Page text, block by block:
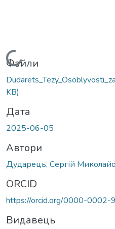
Вантажиться...
Файли
KB)
Дата
2025-06-05
Автори
Дударець, Сергій
ORCID
https://orcid.org/0000-
Видавець